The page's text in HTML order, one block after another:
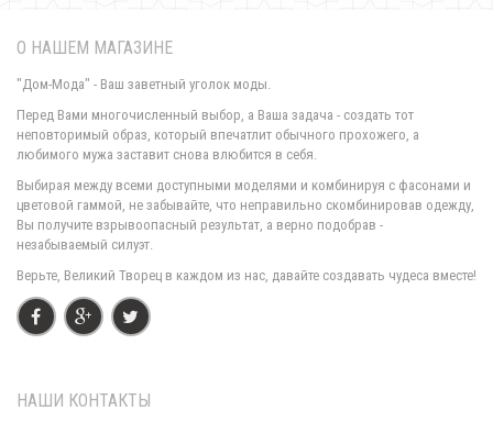
Модная женская шапка с ушками кошка
330.00грн.
О НАШЕМ МАГАЗИНЕ
"Дом-Мода" - Ваш заветный уголок моды.
Перед Вами многочисленный выбор, а Ваша задача - создать тот
неповторимый образ, который впечатлит обычного прохожего, а
любимого мужа заставит снова влюбится в себя.
Выбирая между всеми доступными моделями и комбинируя с фасонами и
цветовой гаммой, не забывайте, что неправильно скомбинировав одежду,
Вы получите взрывоопасный результат, а верно подобрав -
незабываемый силуэт.
Верьте, Великий Творец в каждом из нас, давайте создавать чудеса вместе!
НАШИ КОНТАКТЫ